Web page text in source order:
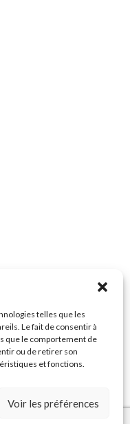
telles que les
Le fait de consentir à
que le comportement de
ou de retirer son
et fonctions.
Voir les préférences